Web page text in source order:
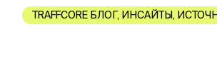
TRAFFCORE БЛОГ, ИНСАЙТЫ ,